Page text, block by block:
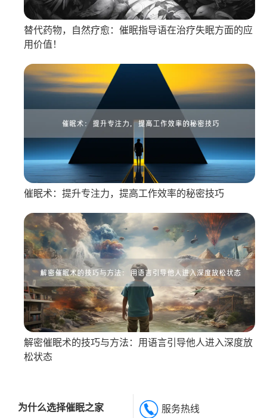
替代药物，自然疗愈：催眠指导语在治疗失眠方面的应
用价值！
催眠术：提升专注力，提高工作效率的秘密技巧
解密催眠术的技巧与方法：用语言引导他人进入深度放
松状态
为什么选择催眠之家 服务热线